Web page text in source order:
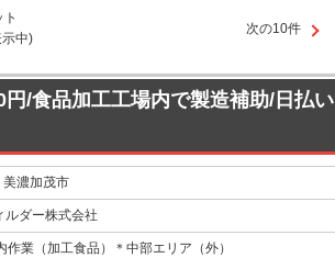
中)
次の10件
円/食品加工工場内で製造補助/日払い
美濃加茂市
ルダー株式会社
作業（加工食品）＊中部エリア（外）